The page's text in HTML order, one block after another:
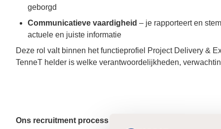
geborgd
Communicatieve vaardigheid – je rapporteert en
actuele en juiste informatie
Deze rol valt binnen het functieprofiel Project Delivery &
TenneT helder is welke verantwoordelijkheden,
Ons recruitment process